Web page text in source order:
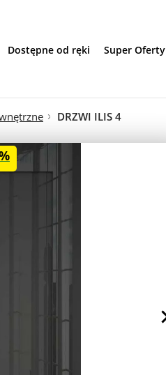
Dostępne od ręki Super Oferty
DRZWI ILIS 4